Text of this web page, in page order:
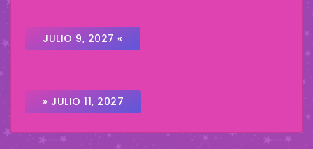
JULIO 9, 2027 «
» JULIO 11, 2027